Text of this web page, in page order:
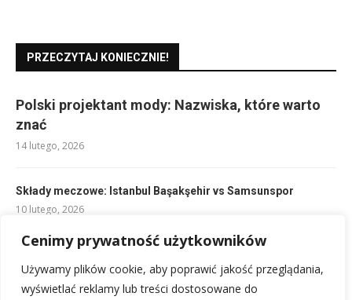
Cenimy prywatność użytkowników
Używamy plików cookie, aby poprawić jakość przeglądania,
wyświetlać reklamy lub treści dostosowane do
PRZECZYTAJ KONIECZNIE!
Polski projektant mody: Nazwiska, które warto
znać
14 lutego, 2026
Składy meczowe: Istanbul Başakşehir vs Samsunspor
10 lutego, 2026
nawierzchni
11 lutego, 2026